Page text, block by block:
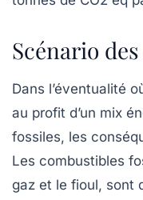
Scénario
Dans l’éventualité
au profit d’un mix
fossiles, les
Les combustibles
gaz et le fioul, sont